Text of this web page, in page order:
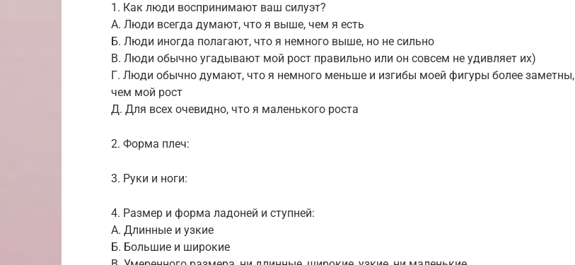
1. Как люди воспринимают ваш силуэт?
А. Люди всегда думают, что я выше, чем я есть
Б. Люди иногда полагают, что я немного выше, но не сильно
В. Люди обычно угадывают мой рост правильно или он совсем не удивляет их)
Г. Люди обычно думают, что я немного меньше и изгибы моей фигуры более заметны,
чем мой рост
Д. Для всех очевидно, что я маленького роста
2. Форма плеч:
3. Руки и ноги:
4. Размер и форма ладоней и ступней:
А. Длинные и узкие
Б. Большие и широкие